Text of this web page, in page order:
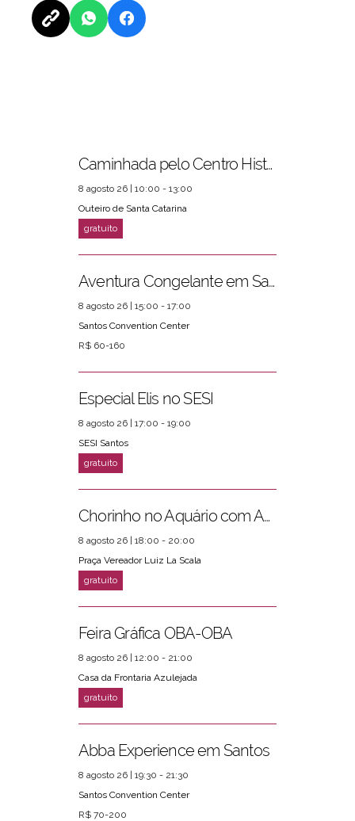
Caminhada pelo Centro Histórico
8 agosto 26 | 10:00 - 13:00
Outeiro de Santa Catarina
Aventura Congelante em Santos
8 agosto 26 | 15:00 - 17:00
Santos Convention Center
R$ 60-160
Especial Elis no SESI
8 agosto 26 | 17:00 - 19:00
SESI Santos
Chorinho no Aquário com Amigos da Música e Mari Torres
8 agosto 26 | 18:00 - 20:00
Praça Vereador Luiz La Scala
Feira Gráfica OBA-OBA
8 agosto 26 | 12:00 - 21:00
Casa da Frontaria Azulejada
Abba Experience em Santos
8 agosto 26 | 19:30 - 21:30
Santos Convention Center
R$ 70-200